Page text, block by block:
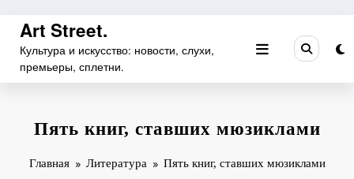
Перейти
содержимому
Art Street.
Культура и искусство: новости, слухи,
премьеры, сплетни.
Пять книг, ставших мюзиклами
Главная Литература Пять книг, ставших мюзиклами